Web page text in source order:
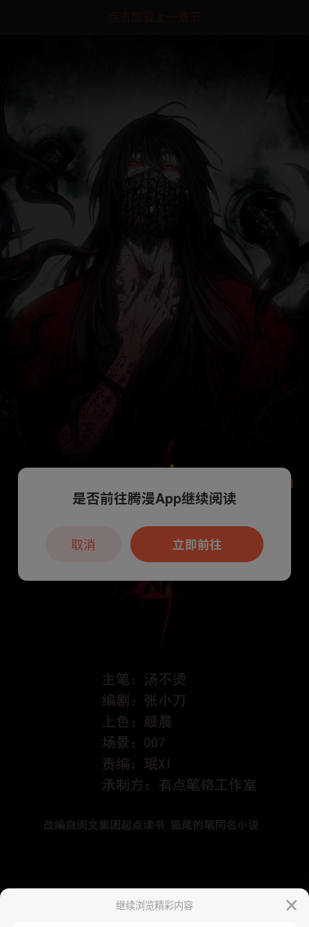
点击加载上一章节
继续浏览精彩内容
本章节仅支持App阅读，可打开App新用
户7天免费看
是否前往腾漫App继续阅读
立即前往
取消